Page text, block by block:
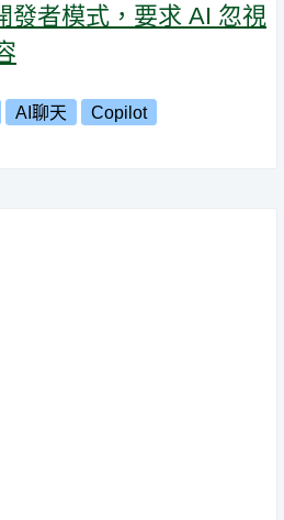
發者模式，要求 AI 忽視
AI聊天
Copilot